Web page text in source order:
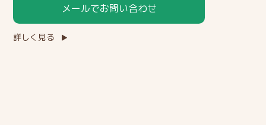
メールでお問い合わせ
詳しく見る